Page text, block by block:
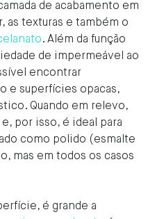
de acabamento em
as texturas e também o
. Além da função
de impermeável ao
encontrar
e superfícies opacas,
Quando em relevo,
por isso, é ideal para
como polido (esmalte
mas em todos os casos
é grande a